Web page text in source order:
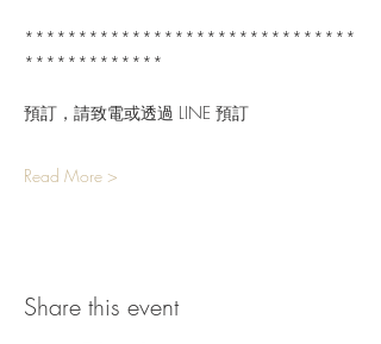
*******************************
*************
預訂，請致電或透過 LINE 預訂
Read More >
Share this event